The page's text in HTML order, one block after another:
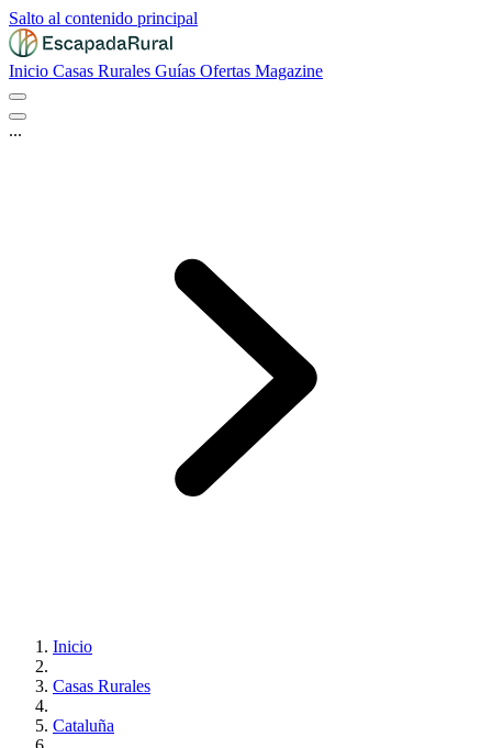
Salto al contenido principal
Inicio Casas Rurales Guías Ofertas Magazine
...
Inicio
Casas Rurales
Cataluña